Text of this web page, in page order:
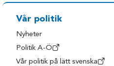
Vår politik
Nyheter
Politik A-Ö
Vår politik på lätt svenska